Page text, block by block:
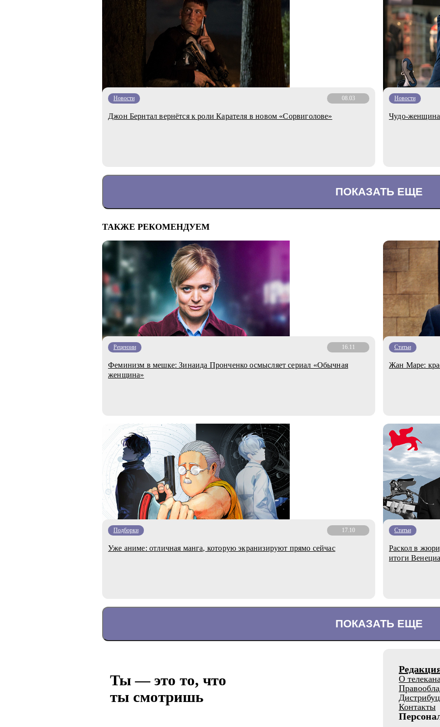
Новости 08.03
Джон Бернтал вернётся к роли Карателя в новом «Сорвиголове»
Новости
Чудо-женщина
ПОКАЗАТЬ ЕЩЕ
ТАКЖЕ РЕКОМЕНДУЕМ
Рецензии 16.11
Феминизм в мешке: Зинаида Пронченко осмысляет сериал «Обычная
женщина»
Статьи
Жан Маре:
Подборки 17.10
Уже аниме: отличная манга, которую экранизируют прямо сейчас
Статьи
Раскол в
итоги
ПОКАЗАТЬ ЕЩЕ
Ты — это то, что
ты смотришь
О
Контакты